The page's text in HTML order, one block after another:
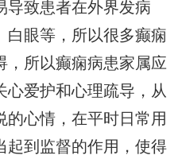
导致患者在外界发病
白眼等，所以很多癫痫
，所以癫痫病患家属应
心爱护和心理疏导，从
的心情，在平时日常用
起到监督的作用，使得